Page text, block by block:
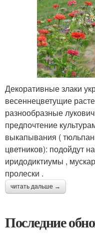
Декоративные злаки
весеннецветущие
разнообразные
предпочтение
выкапывания (
цветников): подойдут
иридодиктиумы ,
пролески .
читать дальше →
Последние